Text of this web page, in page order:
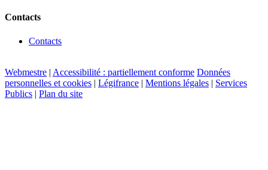
Contacts
Contacts
Webmestre | Accessibilité : partiellement conforme Données
personnelles et cookies | Légifrance | Mentions légales | Services
Publics | Plan du site